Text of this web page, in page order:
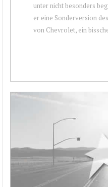
unter nicht besonders
er eine Sonderversion
von Chevrolet, ein